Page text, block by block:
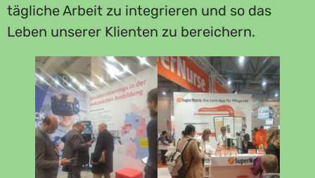
tägliche Arbeit zu integrieren und so das
Leben unserer Klienten zu bereichern.